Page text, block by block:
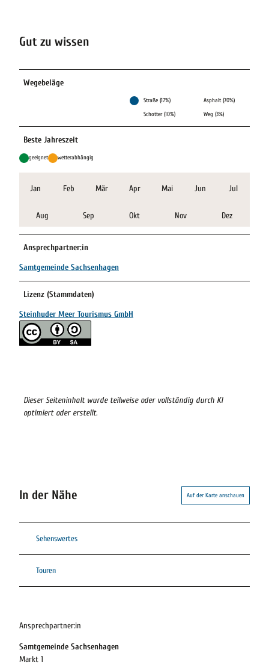
Gut zu wissen
Wegebeläge
Straße (17%)
Asphalt (70%)
Schotter (10%)
Weg (3%)
Beste Jahreszeit
geeignet wetterabhängig
Jan Feb Mär Apr Mai Jun Jul
Aug Sep Okt Nov Dez
Ansprechpartner:in
Samtgemeinde Sachsenhagen
Lizenz (Stammdaten)
Steinhuder Meer Tourismus GmbH
Dieser Seiteninhalt wurde teilweise oder vollständig durch KI
optimiert oder erstellt.
In der Nähe Auf der Karte anschauen
Sehenswertes
Touren
Ansprechpartner:in
Samtgemeinde Sachsenhagen
Markt 1